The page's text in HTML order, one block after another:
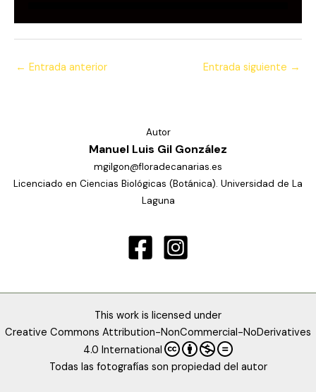
← Entrada anterior Entrada siguiente →
Autor
Manuel Luis Gil González
mgilgon@floradecanarias.es
Licenciado en Ciencias Biológicas (Botánica). Universidad de La
Laguna
This work is licensed under
Creative Commons Attribution-NonCommercial-NoDerivatives
4.0 International
Todas las fotografías son propiedad del autor